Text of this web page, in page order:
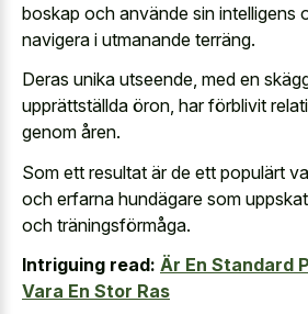
boskap och använde sin intelligens
navigera i utmanande terräng.
Deras unika utseende, med en
upprättställda öron, har förblivit
genom åren.
Som ett resultat är de ett populärt
och erfarna hundägare som
och träningsförmåga.
Intriguing read: Är En Standard
Vara En Stor Ras